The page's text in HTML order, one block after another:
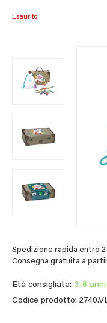
Esaurito
Spedizione rapida entro
Consegna gratuita a
Età consigliata: 3-6 anni
Codice prodotto: